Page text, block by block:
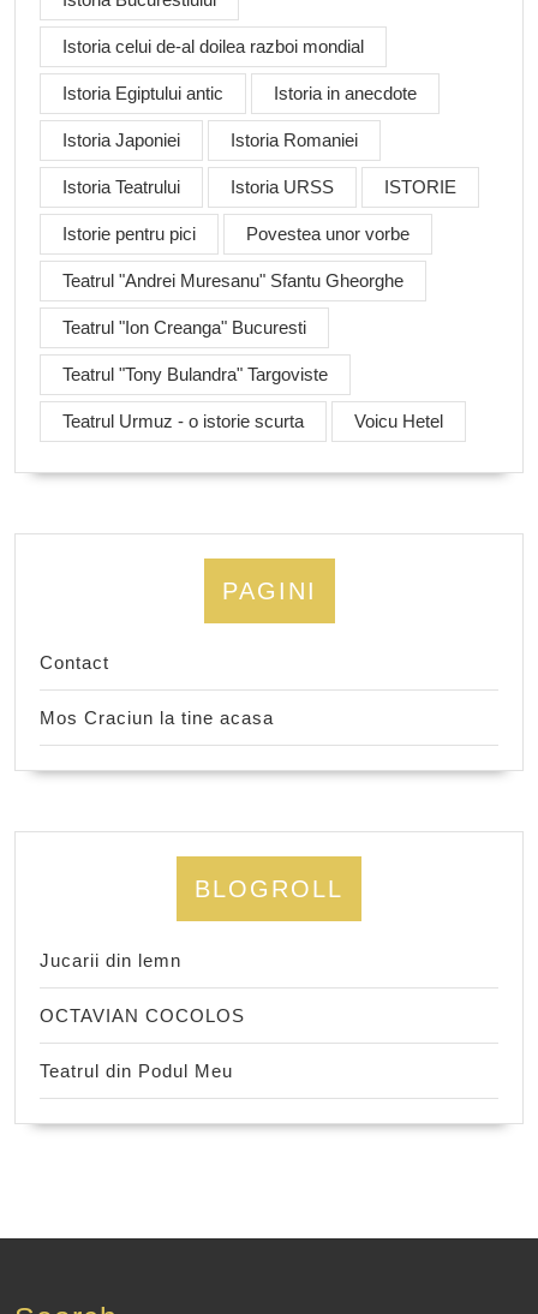
Istoria celui de-al doilea razboi mondial
Istoria Egiptului antic Istoria in anecdote
Istoria Japoniei Istoria Romaniei
Istoria Teatrului Istoria URSS ISTORIE
Istorie pentru pici Povestea unor vorbe
Teatrul "Andrei Muresanu" Sfantu Gheorghe
Teatrul "Ion Creanga" Bucuresti
Teatrul "Tony Bulandra" Targoviste
Teatrul Urmuz - o istorie scurta Voicu Hetel
PAGINI
Contact
Mos Craciun la tine acasa
BLOGROLL
Jucarii din lemn
OCTAVIAN COCOLOS
Teatrul din Podul Meu